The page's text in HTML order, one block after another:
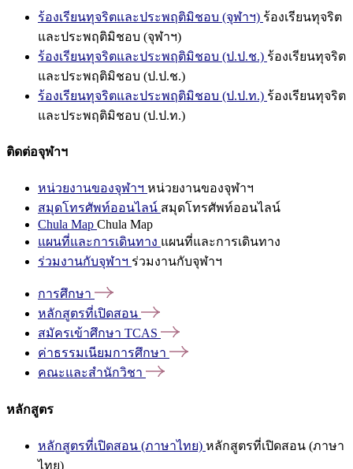
ร้องเรียนทุจริตและประพฤติมิชอบ (จุฬาฯ) ร้องเรียนทุจริต
และประพฤติมิชอบ (จุฬาฯ)
ร้องเรียนทุจริตและประพฤติมิชอบ (ป.ป.ช.) ร้องเรียนทุจริต
และประพฤติมิชอบ (ป.ป.ช.)
ร้องเรียนทุจริตและประพฤติมิชอบ (ป.ป.ท.) ร้องเรียนทุจริต
และประพฤติมิชอบ (ป.ป.ท.)
ติดต่อจุฬาฯ
หน่วยงานของจุฬาฯ หน่วยงานของจุฬาฯ
สมุดโทรศัพท์ออนไลน์ สมุดโทรศัพท์ออนไลน์
Chula Map Chula Map
แผนที่และการเดินทาง แผนที่และการเดินทาง
ร่วมงานกับจุฬาฯ ร่วมงานกับจุฬาฯ
การศึกษา
หลักสูตรที่เปิดสอน
สมัครเข้าศึกษา TCAS
ค่าธรรมเนียมการศึกษา
คณะและสำนักวิชา
หลักสูตร
หลักสูตรที่เปิดสอน (ภาษาไทย) หลักสูตรที่เปิดสอน (ภาษา
ไทย)